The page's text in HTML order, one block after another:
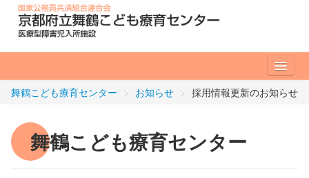
入所のご案内
サービス内容
入所のお手続き
舞鶴こども療育センター > お知らせ > 採用情報更新のお知らせ
舞鶴こども療育センター